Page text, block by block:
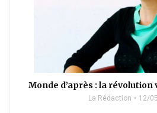
Monde d’après : la révolution
La Rédaction 12/